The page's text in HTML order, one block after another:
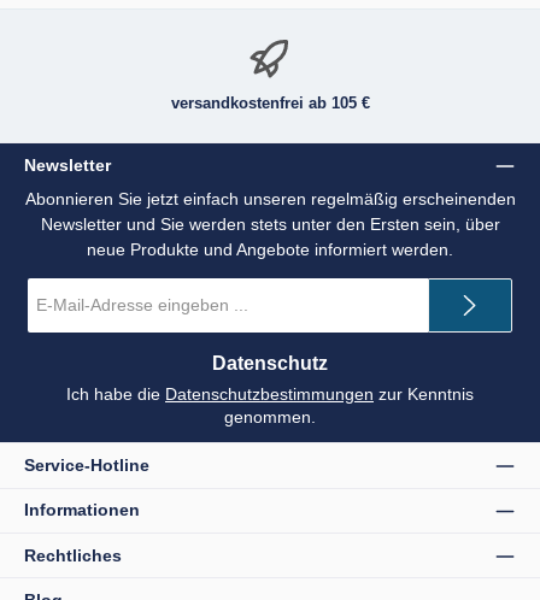
versandkostenfrei ab 105 €
Newsletter
Abonnieren Sie jetzt einfach unseren regelmäßig erscheinenden
Newsletter und Sie werden stets unter den Ersten sein, über
neue Produkte und Angebote informiert werden.
Mail-
*
Datenschutz
Ich habe die Datenschutzbestimmungen zur Kenntnis
genommen.
Service-Hotline
Informationen
Rechtliches